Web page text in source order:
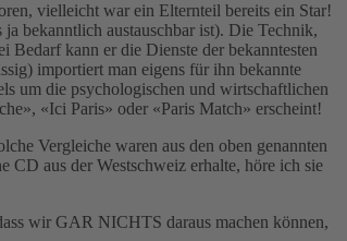
vielleicht war ein Elternteil bereits ein Star!
bekanntlich austauschbar ist). Die Technik,
kann er die Dienste der bekanntesten
importiert man eigens für ihn bekannte
um die psychologischen und wirtschaftlichen
«Ici Paris» oder «Paris Match» erscheint!
Vergleiche waren aus den oben genannten
CD aus der Westschweiz erhalte, höre ich sie
wir GAR NICHTS daraus machen können,